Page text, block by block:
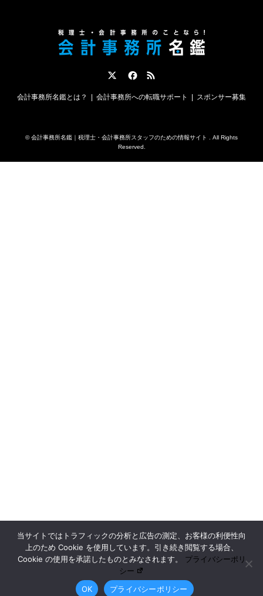
会計事務所名鑑とは？ 会計事務所への転職サポート スポンサー募集
©会計事務所名鑑｜税理士・会計事務所スタッフのための情報サイト
. All Rights
Reserved.
当サイトではトラフィックの分析と広告の測定、お客様の利便性向
上のため Cookie を使用しています。引き続き閲覧する場合、
Cookie の使用を承諾したものとみなされます。 プライバシーポリ
シー
OK
プライバシーポリシー